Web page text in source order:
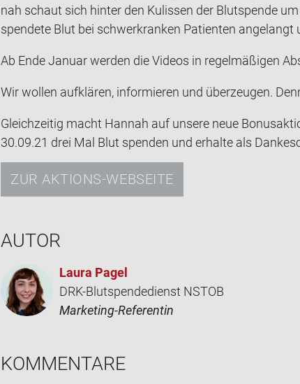
nah schaut sich hin­ter den Ku­lis­sen der Blut­spen­de
spen­de­te Blut bei schwer­kran­ken Pa­ti­en­ten an­ge­langt
Ab Ende Ja­nu­ar wer­den die Vi­de­os in re­gel­mä­ßi­gen
Wir wol­len auf­klä­ren, in­for­mie­ren und über­zeu­gen.
Gleich­zei­tig macht Han­nah auf un­se­re neue
30.09.21 drei Mal Blut spen­den und er­hal­te als
ZUR AKTIONS-WEBSEITE
AUTOR
Laura Pagel
DRK-Blutspendedienst NSTOB
Marketing-Referentin
KOM­MEN­TA­RE